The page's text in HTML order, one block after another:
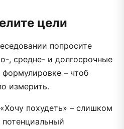
цели
попросите
, средне- и долгосрочные
– чтоб
измерить.
похудеть» – слишком